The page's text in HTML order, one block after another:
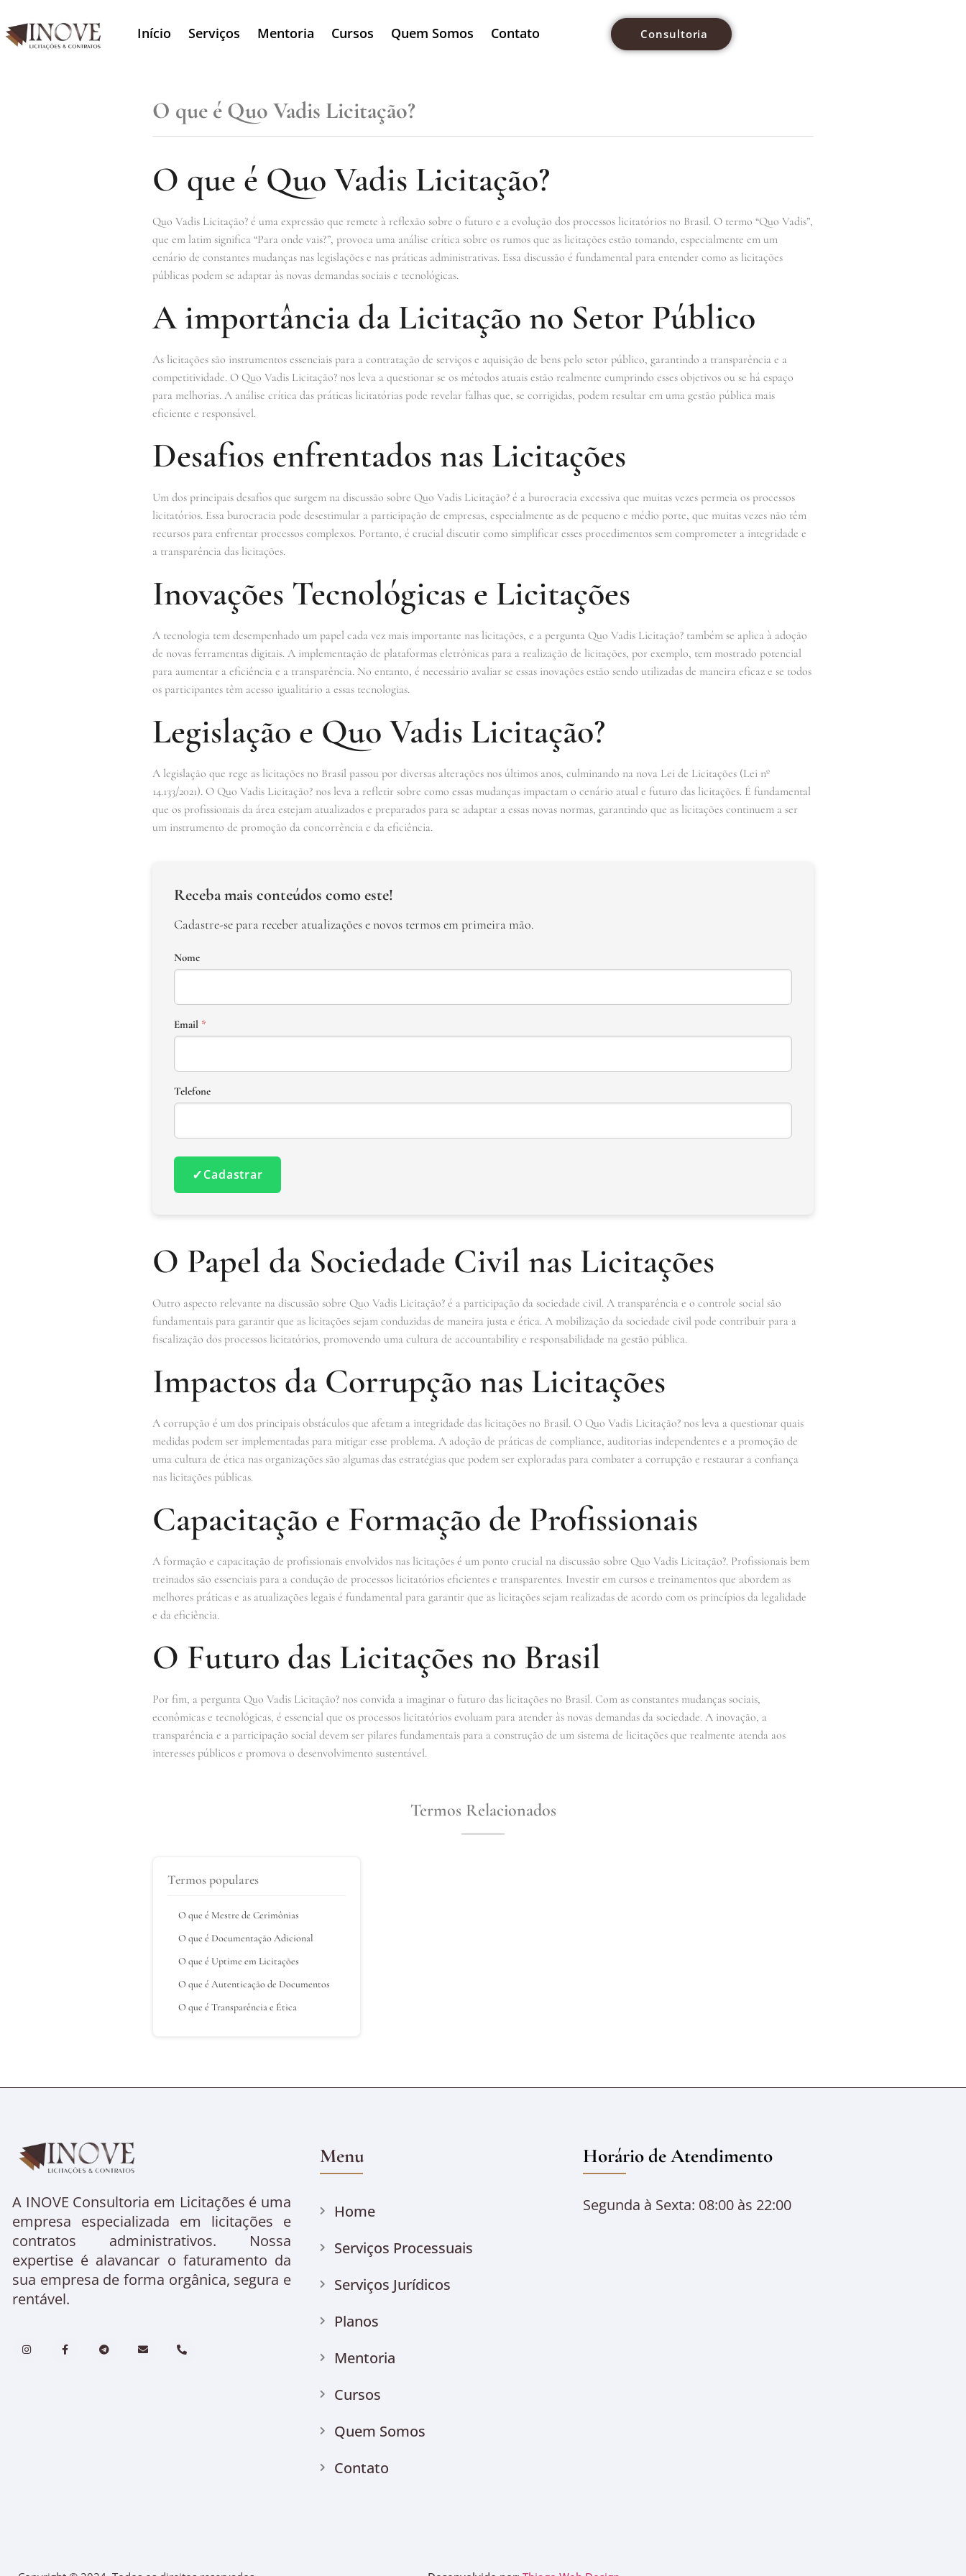
Início Serviços Mentoria Cursos Quem Somos Contato Consultoria
O que é Quo Vadis Licitação?
O que é Quo Vadis Licitação?
Quo Vadis Licitação? é uma expressão que remete à reflexão sobre o futuro e a evolução dos processos licitatórios no Brasil. O termo “Quo Vadis”,
que em latim significa “Para onde vais?”, provoca uma análise crítica sobre os rumos que as licitações estão tomando, especialmente em um
cenário de constantes mudanças nas legislações e nas práticas administrativas. Essa discussão é fundamental para entender como as licitações
públicas podem se adaptar às novas demandas sociais e tecnológicas.
A importância da Licitação no Setor Público
As licitações são instrumentos essenciais para a contratação de serviços e aquisição de bens pelo setor público, garantindo a transparência e a
competitividade. O Quo Vadis Licitação? nos leva a questionar se os métodos atuais estão realmente cumprindo esses objetivos ou se há espaço
para melhorias. A análise crítica das práticas licitatórias pode revelar falhas que, se corrigidas, podem resultar em uma gestão pública mais
eficiente e responsável.
Desafios enfrentados nas Licitações
Um dos principais desafios que surgem na discussão sobre Quo Vadis Licitação? é a burocracia excessiva que muitas vezes permeia os processos
licitatórios. Essa burocracia pode desestimular a participação de empresas, especialmente as de pequeno e médio porte, que muitas vezes não têm
recursos para enfrentar processos complexos. Portanto, é crucial discutir como simplificar esses procedimentos sem comprometer a integridade e
a transparência das licitações.
Inovações Tecnológicas e Licitações
A tecnologia tem desempenhado um papel cada vez mais importante nas licitações, e a pergunta Quo Vadis Licitação? também se aplica à adoção
de novas ferramentas digitais. A implementação de plataformas eletrônicas para a realização de licitações, por exemplo, tem mostrado potencial
para aumentar a eficiência e a transparência. No entanto, é necessário avaliar se essas inovações estão sendo utilizadas de maneira eficaz e se todos
os participantes têm acesso igualitário a essas tecnologias.
Legislação e Quo Vadis Licitação?
A legislação que rege as licitações no Brasil passou por diversas alterações nos últimos anos, culminando na nova Lei de Licitações (Lei nº
14.133/2021). O Quo Vadis Licitação? nos leva a refletir sobre como essas mudanças impactam o cenário atual e futuro das licitações. É fundamental
que os profissionais da área estejam atualizados e preparados para se adaptar a essas novas normas, garantindo que as licitações continuem a ser
um instrumento de promoção da concorrência e da eficiência.
Receba mais conteúdos como este!
Cadastre-se para receber atualizações e novos termos em primeira mão.
Nome
Email *
Telefone
✓Cadastrar
O Papel da Sociedade Civil nas Licitações
Outro aspecto relevante na discussão sobre Quo Vadis Licitação? é a participação da sociedade civil. A transparência e o controle social são
fundamentais para garantir que as licitações sejam conduzidas de maneira justa e ética. A mobilização da sociedade civil pode contribuir para a
fiscalização dos processos licitatórios, promovendo uma cultura de accountability e responsabilidade na gestão pública.
Impactos da Corrupção nas Licitações
A corrupção é um dos principais obstáculos que afetam a integridade das licitações no Brasil. O Quo Vadis Licitação? nos leva a questionar quais
medidas podem ser implementadas para mitigar esse problema. A adoção de práticas de compliance, auditorias independentes e a promoção de
uma cultura de ética nas organizações são algumas das estratégias que podem ser exploradas para combater a corrupção e restaurar a confiança
nas licitações públicas.
Capacitação e Formação de Profissionais
A formação e capacitação de profissionais envolvidos nas licitações é um ponto crucial na discussão sobre Quo Vadis Licitação?. Profissionais bem
treinados são essenciais para a condução de processos licitatórios eficientes e transparentes. Investir em cursos e treinamentos que abordem as
melhores práticas e as atualizações legais é fundamental para garantir que as licitações sejam realizadas de acordo com os princípios da legalidade
e da eficiência.
O Futuro das Licitações no Brasil
Por fim, a pergunta Quo Vadis Licitação? nos convida a imaginar o futuro das licitações no Brasil. Com as constantes mudanças sociais,
econômicas e tecnológicas, é essencial que os processos licitatórios evoluam para atender às novas demandas da sociedade. A inovação, a
transparência e a participação social devem ser pilares fundamentais para a construção de um sistema de licitações que realmente atenda aos
interesses públicos e promova o desenvolvimento sustentável.
Termos Relacionados
Termos populares
O que é Mestre de Cerimônias
O que é Documentação Adicional
O que é Uptime em Licitações
O que é Autenticação de Documentos
O que é Transparência e Ética
A INOVE Consultoria em Licitações é uma
empresa especializada em licitações e
contratos administrativos. Nossa
expertise é alavancar o faturamento da
sua empresa de forma orgânica, segura e
rentável.
Menu
Home
Serviços Processuais
Serviços Jurídicos
Planos
Mentoria
Cursos
Quem Somos
Contato
Horário de Atendimento
Segunda à Sexta: 08:00 às 22:00